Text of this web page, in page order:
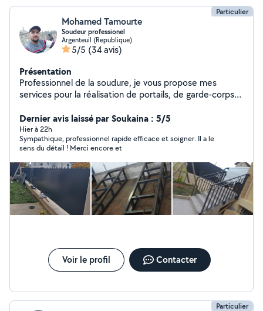
Particulier
Mohamed Tamourte
Soudeur professionel
Argenteuil (Republique)
5/5 (34 avis)
Présentation
Professionnel de la soudure, je vous propose mes
services pour la réalisation de portails, de garde-corps
savoir-faire éprouvé.
Dernier avis laissé par Soukaina : 5/5
Hier à 22h
Sympathique, professionnel rapide efficace et soigner. Il a le
sens du détail ! Merci encore et
Voir le profil Contacter
Particulier